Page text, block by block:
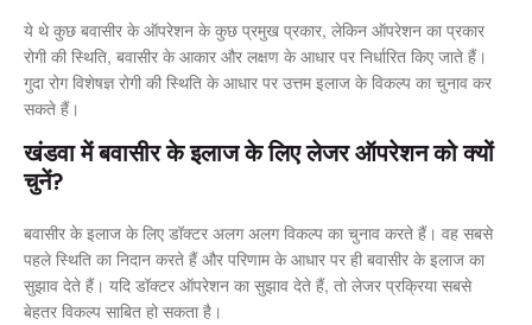
ये थे कुछ बवासीर के ऑपरेशन के कुछ प्रमुख प्रकार, लेकिन ऑपरेशन का प्रकार
रोगी की स्थिति, बवासीर के आकार और लक्षण के आधार पर निर्धारित किए जाते हैं।
गुदा रोग विशेषज्ञ रोगी की स्थिति के आधार पर उत्तम इलाज के विकल्प का चुनाव कर
सकते हैं।
खंडवा में बवासीर के इलाज के लिए लेजर ऑपरेशन को क्यों
चुनें?
बवासीर के इलाज के लिए डॉक्टर अलग अलग विकल्प का चुनाव करते हैं। वह सबसे
पहले स्थिति का निदान करते हैं और परिणाम के आधार पर ही बवासीर के इलाज का
सुझाव देते हैं। यदि डॉक्टर ऑपरेशन का सुझाव देते हैं, तो लेजर प्रक्रिया सबसे
बेहतर विकल्प साबित हो सकता है।